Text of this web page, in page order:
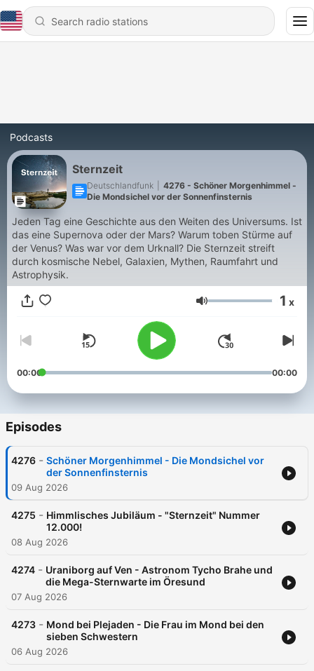
Podcasts
Sternzeit
Deutschlandfunk
4276 - Schöner Morgenhimmel -
Die Mondsichel vor der Sonnenfinsternis
Jeden Tag eine Geschichte aus den Weiten des Universums. Ist
das eine Supernova oder der Mars? Warum toben Stürme auf
der Venus? Was war vor dem Urknall? Die Sternzeit streift
durch kosmische Nebel, Galaxien, Mythen, Raumfahrt und
Astrophysik.
Volume 1 x
00:00 00:00
Episodes
4276 - Schöner Morgenhimmel - Die Mondsichel vor
der Sonnenfinsternis
09 Aug 2026
4275 - Himmlisches Jubiläum - "Sternzeit" Nummer
12.000!
08 Aug 2026
4274 - Uraniborg auf Ven - Astronom Tycho Brahe und
die Mega-Sternwarte im Öresund
07 Aug 2026
4273 - Mond bei Plejaden - Die Frau im Mond bei den
sieben Schwestern
06 Aug 2026